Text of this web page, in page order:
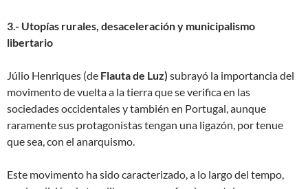
3.- Utopías rurales, desaceleración y municipalismo
libertario
Júlio Henriques (de Flauta de Luz) subrayó la importancia del
movimento de vuelta a la tierra que se verifica en las
sociedades occidentales y también en Portugal, aunque
raramente sus protagonistas tengan una ligazón, por tenue
que sea, con el anarquismo.
Este movimento ha sido caracterizado, a lo largo del tempo,